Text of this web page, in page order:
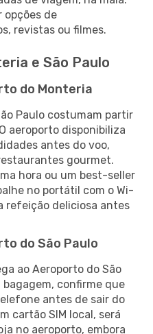
opções de
revistas ou filmes.
e São Paulo
do Monteria
Paulo costumam partir
aeroporto disponibiliza
antes do voo,
gourmet.
hora ou um best-seller
no portátil com o Wi-
refeição deliciosa antes
do São Paulo
ao Aeroporto do São
bagagem, confirme que
antes de sair do
cartão SIM local, será
no aeroporto, embora